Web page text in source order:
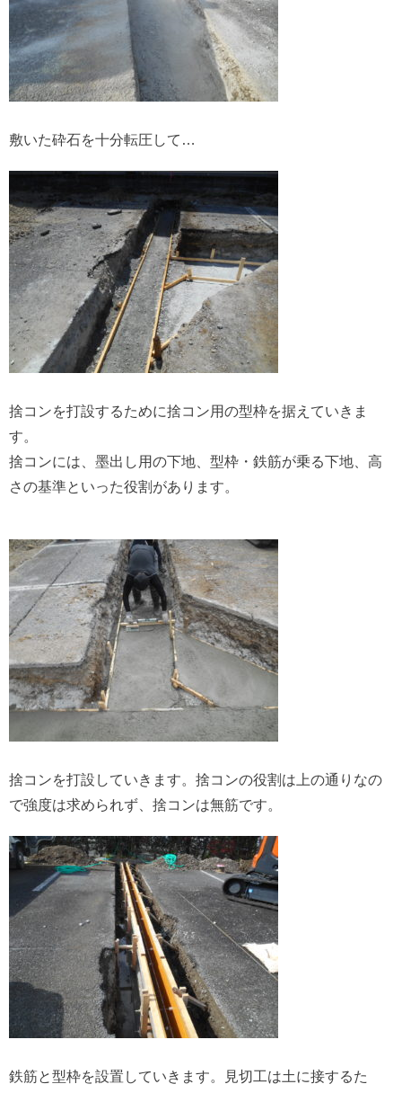
敷いた砕石を十分転圧して…
捨コンを打設するために捨コン用の型枠を据えていきま
す。
捨コンには、墨出し用の下地、型枠・鉄筋が乗る下地、高
さの基準といった役割があります。
捨コンを打設していきます。捨コンの役割は上の通りなの
で強度は求められず、捨コンは無筋です。
鉄筋と型枠を設置していきます。見切工は土に接するた